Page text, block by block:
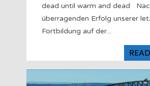
dead until warm and dead
überragenden Erfolg unserer
Fortbildung auf der...